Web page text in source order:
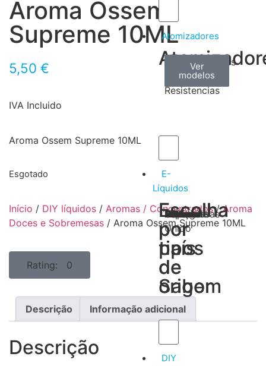
Atomizadores
Claromizadores
Ver
modelos
Reconstruíveis
Ver
modelos
Resistencias
Ver
modelos
E-
Líquidos
Escolha
por
tipos
de
Sabor
Tabaco
Frutas
Bebidas
Frescos
Sobremesas
Escolha
por
país
de
origem
Portugal
Alemanha
USA
Reino
Unido
Canadá
França
Malásia
Filipinas
Espanha
Polónia
Grécia
DIY
Aroma Ossem
Supreme 10ML
5,50 €
IVA Incluido
Aroma Ossem Supreme 10ML
Esgotado
Início / DIY líquidos / Aromas / Concentrados/Aroma
Doces e Sobremesas / Aroma Ossem Supreme 10ML
Rating: 0
Descrição Informação adicional
Descrição